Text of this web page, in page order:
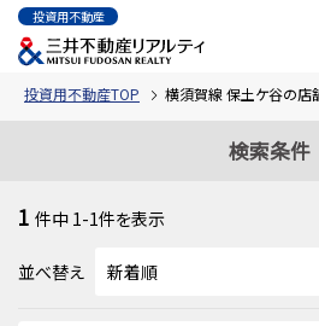
投資用不動産
投資用不動産TOP 横須賀線 保土ケ谷の店
検索条件
1 件中 1-1件を表示
並べ替え